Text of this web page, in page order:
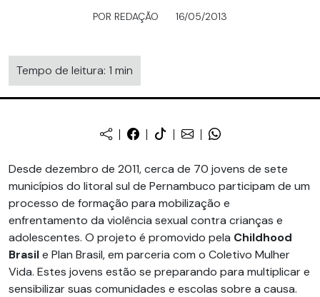
POR REDAÇÃO 16/05/2013
Tempo de leitura: 1 min
Desde dezembro de 2011, cerca de 70 jovens de sete
municípios do litoral sul de Pernambuco participam de um
processo de formação para mobilização e
enfrentamento da violência sexual contra crianças e
adolescentes. O projeto é promovido pela Childhood
Brasile Plan Brasil, em parceria com o Coletivo Mulher
Vida. Estes jovens estão se preparando para multiplicar e
sensibilizar suas comunidades e escolas sobre a causa.